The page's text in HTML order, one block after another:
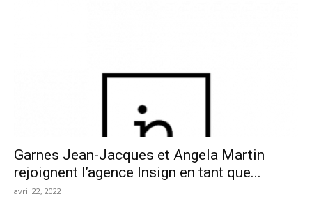
Garnes Jean-Jacques et Angela Martin
rejoignent l’agence Insign en tant que...
avril 22, 2022